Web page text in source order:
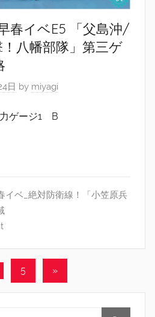
春イベE5 「父島沖/
八幡部隊」第三ゲ
日 by miyagi
ゲージ1 B
イベ_絶対防衛線！「小笠原兵
5
Next
Posts
»